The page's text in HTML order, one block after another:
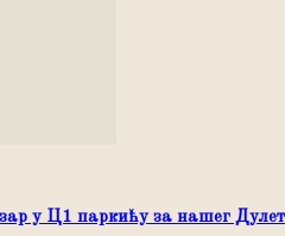
у Ц1 паркићу за нашег